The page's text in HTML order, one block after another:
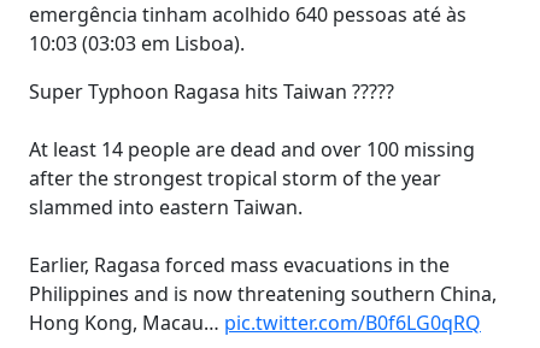
emergência tinham acolhido 640 pessoas até às
10:03 (03:03 em Lisboa).
Super Typhoon Ragasa hits Taiwan ?????
At least 14 people are dead and over 100 missing
after the strongest tropical storm of the year
slammed into eastern Taiwan.
Earlier, Ragasa forced mass evacuations in the
Philippines and is now threatening southern China,
Hong Kong, Macau… pic.twitter.com/B0f6LG0qRQ